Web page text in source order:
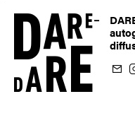
sur Instagram
sur Facebook
nous sur Vimeo